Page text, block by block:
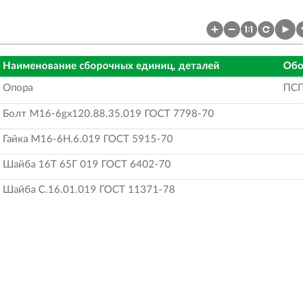
Наименование сборочных единиц, деталей
Опора
Болт М16-6gх120.88.35.019 ГОСТ 7798-70
Гайка М16-6Н.6.019 ГОСТ 5915-70
Шайба 16Т 65Г 019 ГОСТ 6402-70
Шайба С.16.01.019 ГОСТ 11371-78